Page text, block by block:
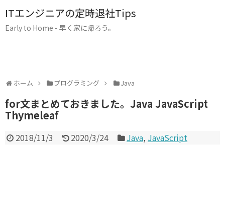
ITエンジニアの定時退社Tips
Early to Home - 早く家に帰ろう。
ホーム プログラミング Java
for文まとめておきました。Java JavaScript
Thymeleaf
2018/11/3 2020/3/24 Java, JavaScript